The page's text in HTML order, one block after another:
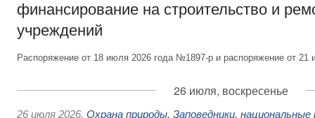
финансирование на строительство и
учреждений
Распоряжение от 18 июля 2026 года №1897-р и распоряжение от
26 июля, воскресенье
26 июля 2026, Охрана природы. Заповедники, национальные